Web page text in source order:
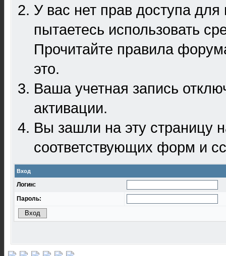
У вас нет прав доступа
пытаетесь использовать
Прочитайте правила
это.
Ваша учетная запись
активации.
Вы зашли на эту
соответствующих форм и
Вход
Логин:
Пароль: